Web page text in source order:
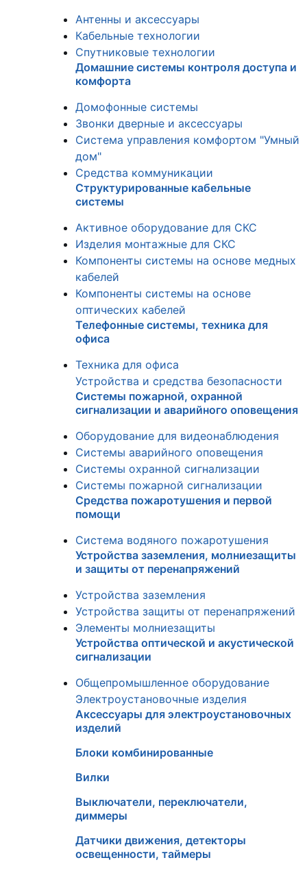
Антенны и аксессуары
Кабельные технологии
Спутниковые технологии
Домашние системы контроля доступа и
комфорта
Домофонные системы
Звонки дверные и аксессуары
Система управления комфортом "Умный
дом"
Средства коммуникации
Структурированные кабельные
системы
Активное оборудование для СКС
Изделия монтажные для СКС
Компоненты системы на основе медных
кабелей
Компоненты системы на основе
оптических кабелей
Телефонные системы, техника для
офиса
Техника для офиса
Устройства и средства безопасности
Системы пожарной, охранной
сигнализации и аварийного оповещения
Оборудование для видеонаблюдения
Системы аварийного оповещения
Системы охранной сигнализации
Системы пожарной сигнализации
Средства пожаротушения и первой
помощи
Система водяного пожаротушения
Устройства заземления, молниезащиты
и защиты от перенапряжений
Устройства заземления
Устройства защиты от перенапряжений
Элементы молниезащиты
Устройства оптической и акустической
сигнализации
Общепромышленное оборудование
Электроустановочные изделия
Аксессуары для электроустановочных
изделий
Блоки комбинированные
Вилки
Выключатели, переключатели,
диммеры
Датчики движения, детекторы
освещенности, таймеры